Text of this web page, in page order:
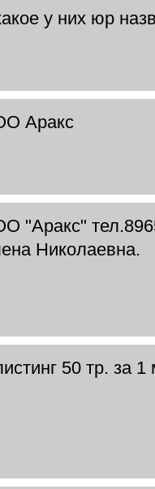
у них юр
Аракс
"Аракс"
Николаевна.
50 тр. за 1